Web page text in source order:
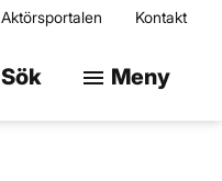
Aktörsportalen Kontakt
Sök Sök på
menu Meny